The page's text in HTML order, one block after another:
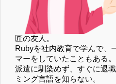
匠の友人。
Rubyを社内教育で学んで、
マーをしていたこともある。
派遣に馴染めず、すぐに退
ミング言語を知らない。